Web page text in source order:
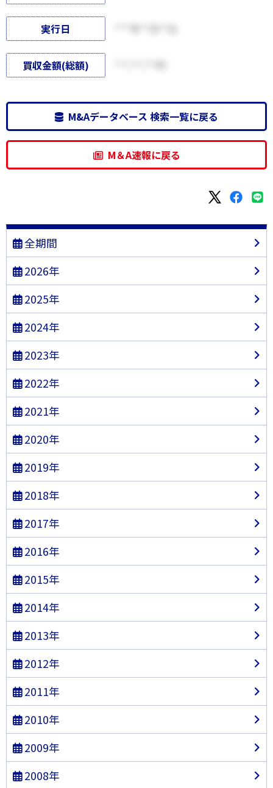
実行日
買収金額(総額)
M&Aデータベース 検索一覧に戻る
M＆A速報に戻る
全期間
2026年
2025年
2024年
2023年
2022年
2021年
2020年
2019年
2018年
2017年
2016年
2015年
2014年
2013年
2012年
2011年
2010年
2009年
2008年